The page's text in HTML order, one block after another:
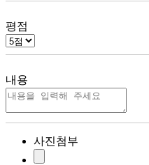
평점
내용
사진첨부